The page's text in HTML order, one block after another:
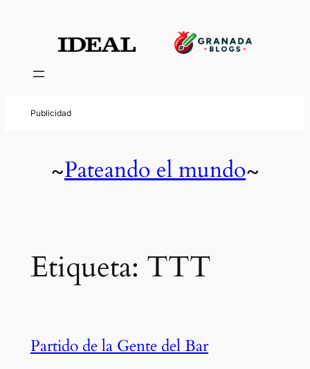
contenido
~Pateando el mundo~
Etiqueta: TTT
Partido de la Gente del Bar